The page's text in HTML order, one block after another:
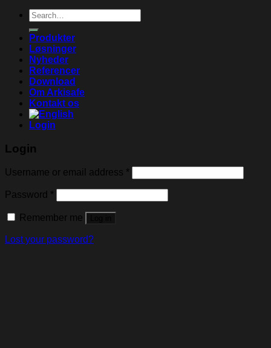
Search
for:
Produkter
Løsninger
Nyheder
Referencer
Download
Om Arkisafe
Kontakt os
Login
Login
Username or email address *
Password *
Remember me
Lost your password?